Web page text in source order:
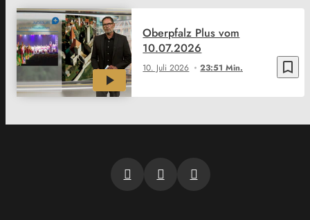
bookmark_border
10. Juli 2026 23:51 Min.
Oberpfalz Plus vom
10.07.2026